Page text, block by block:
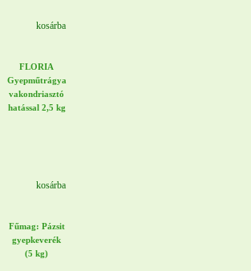
kosárba
FLORIA
Gyepműtrágya
vakondriasztó
hatással 2,5 kg
kosárba
Fűmag: Pázsit
gyepkeverék
(5 kg)